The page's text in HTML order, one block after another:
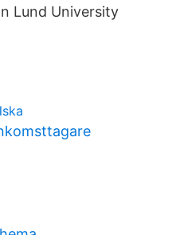
Lund University